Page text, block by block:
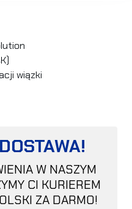
wiązki
W NASZYM
CI KURIEREM
ZA DARMO!